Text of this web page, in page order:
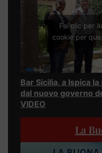
Fai clic per
cookie per
Bar Sicilia, a Ispica
dal nuovo governo
VIDEO
La